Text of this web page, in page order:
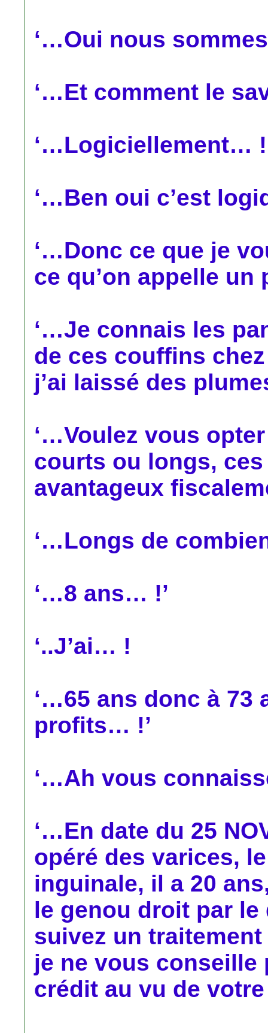
‘…Oui nous
‘…Et comment le
‘…Logiciellement…
‘…Ben oui c’est
‘…Donc ce que je
ce qu’on appelle un
‘…Je connais les
de ces couffins
j’ai laissé des
‘…Voulez vous
courts ou longs,
avantageux
‘…Longs de
‘…8 ans… !’
‘..J’ai… !
‘…65 ans donc à 73
profits… !’
‘…Ah vous
‘…En date du 25
opéré des varices,
inguinale, il a 20
le genou droit par
suivez un
je ne vous conseille
crédit au vu de